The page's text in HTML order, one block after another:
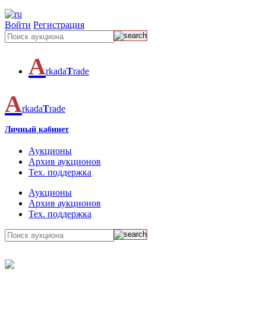
Войти Регистрация
ArkadaTrade
ArkadaTrade
Личный кабинет
Аукционы
Архив аукционов
Тех. поддержка
Аукционы
Архив аукционов
Тех. поддержка